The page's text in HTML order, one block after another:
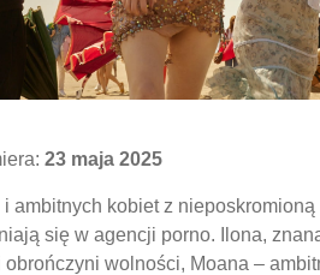
23 maja 2025
ambitnych kobiet z nieposkromioną
się w agencji porno. Ilona,
obrończyni wolności, Moana –